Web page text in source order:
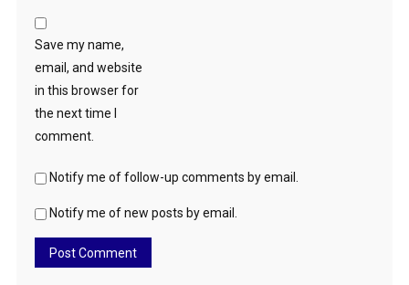
Save my name,
email, and website
in this browser for
the next time I
comment.
Notify me of follow-up comments by email.
Notify me of new posts by email.